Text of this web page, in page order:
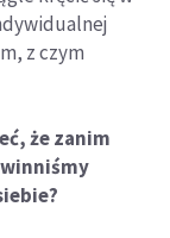
z czym
że zanim